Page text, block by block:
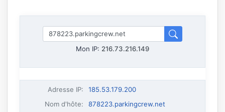
Mon IP: 216.73.216.149
Adresse IP:
185.53.179.200
Nom d'hôte:
878223.parkingcrew.net